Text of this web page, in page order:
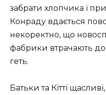
забрати хлопчика і
Конраду вдається
некоректно, що
фабрики втрачають до
геть.
Батьки та Кітті